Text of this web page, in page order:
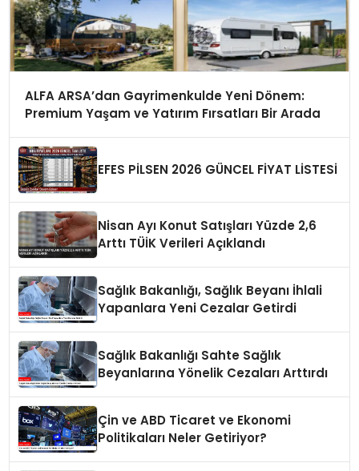
ALFA ARSA’dan Gayrimenkulde Yeni Dönem:
Premium Yaşam ve Yatırım Fırsatları Bir Arada
EFES PİLSEN 2026 GÜNCEL FİYAT LİSTESİ
Nisan Ayı Konut Satışları Yüzde 2,6
Arttı TÜİK Verileri Açıklandı
Sağlık Bakanlığı, Sağlık Beyanı İhlali
Yapanlara Yeni Cezalar Getirdi
Sağlık Bakanlığı Sahte Sağlık
Beyanlarına Yönelik Cezaları Arttırdı
Çin ve ABD Ticaret ve Ekonomi
Politikaları Neler Getiriyor?